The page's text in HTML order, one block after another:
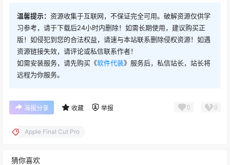
温馨提示： 资源收集于互联网，不保证完全可用。破解资源仅供学
习参考，请于下载后24小时内删除！如需长期使用，建议购买正
版！如侵犯到您的合法权益，请速与本站联系删除侵权资源！如遇
资源链接失效，请评论或私信联系作者！
如需安装服务，请先购买《软件代装》服务后，私信站长，站长将
远程为你服务。
海报分享 收藏 举报 0 0
Apple Final Cut Pro
猜你喜欢